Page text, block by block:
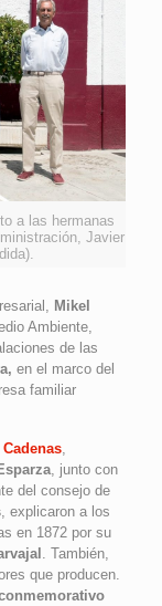
a las hermanas
Javier
Mikel
Ambiente,
de las
en el marco del
familiar
,
, junto con
del consejo de
, explicaron a los
en 1872 por su
. También,
que producen.